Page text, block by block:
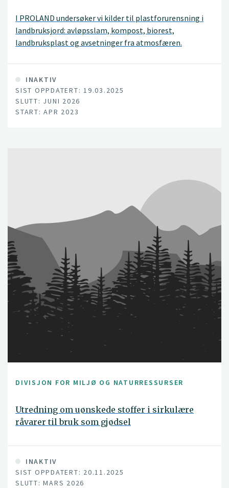
I PROLAND undersøker vi kilder til plastforurensning i
landbruksjord: avløpsslam, kompost, biorest,
landbruksplast og avsetninger fra atmosfæren.
knyttet til plast skal kvantifiseres i landbruksjord fra
ulike områder. Videre skal det vurderes hvilke risikoer
mikroplast, plastadditiver og plantevernmidler utgjør
for jordøkosystemet.
INAKTIV
SIST OPPDATERT: 19.03.2025
SLUTT: JUNI 2026
START: APR 2023
DIVISJON FOR MILJØ OG NATURRESSURSER
Utredning om uønskede stoffer i sirkulære
råvarer til bruk som gjødsel
INAKTIV
SIST OPPDATERT: 20.11.2025
SLUTT: MARS 2026